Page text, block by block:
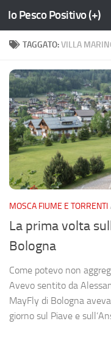
Salta al contenuto
Io Pesco Positivo (+)
TAGGATO:VILLA
MOSCA FIUME E TORRENTI
La prima volta
Bologna
Come potevo non
Avevo sentito da
MayFly di Bologna
giorno sul Piave e